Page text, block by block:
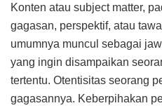
Konten atau subject matter,
gagasan, perspektif, atau
umumnya muncul sebagai
yang ingin disampaikan
tertentu. Otentisitas seorang
gagasannya. Keberpihakan